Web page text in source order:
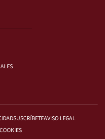
SUSCRÍBETEAVISO LEGAL